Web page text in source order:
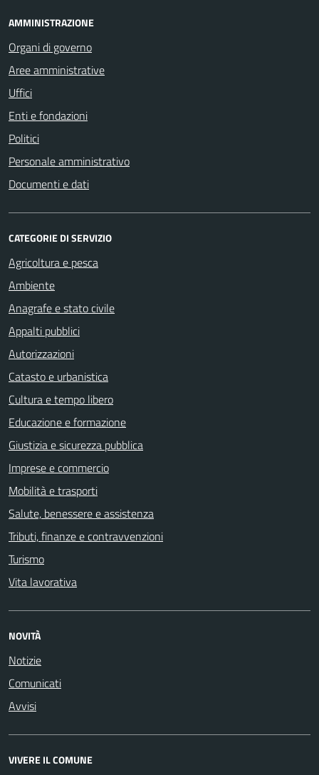
AMMINISTRAZIONE
Organi di governo
Aree amministrative
Uffici
Enti e fondazioni
Politici
Personale amministrativo
Documenti e dati
CATEGORIE DI SERVIZIO
Agricoltura e pesca
Ambiente
Anagrafe e stato civile
Appalti pubblici
Autorizzazioni
Catasto e urbanistica
Cultura e tempo libero
Educazione e formazione
Giustizia e sicurezza pubblica
Imprese e commercio
Mobilità e trasporti
Salute, benessere e assistenza
Tributi, finanze e contravvenzioni
Turismo
Vita lavorativa
NOVITÀ
Notizie
Comunicati
Avvisi
VIVERE IL COMUNE